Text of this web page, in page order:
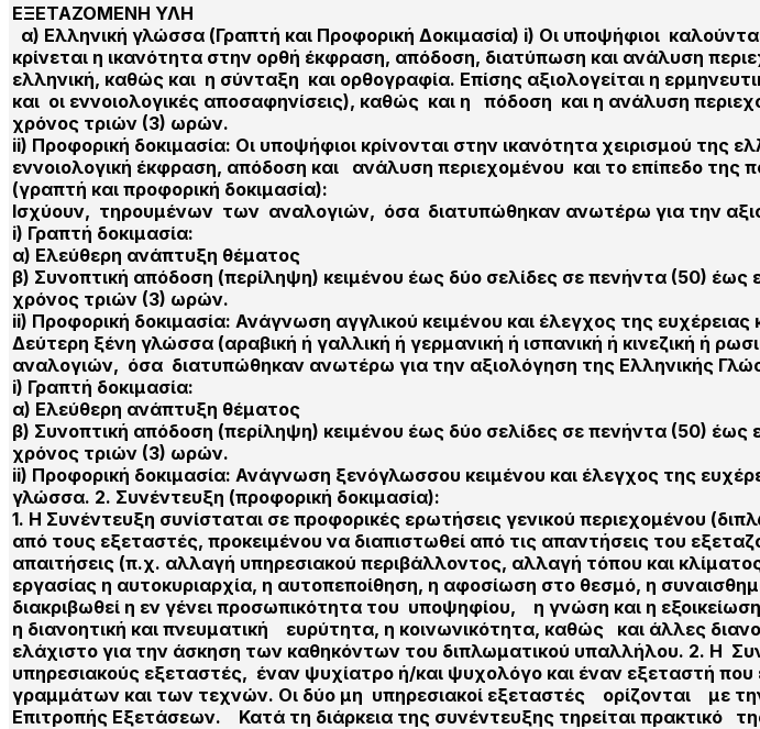
ΕΞΕΤΑΖΟΜΕΝΗ ΥΛΗ
α) Ελληνική γλώσσα (Γραπτή και Προφορική Δοκιμασία) i) Οι υποψήφιοι
κρίνεται η ικανότητα στην ορθή έκφραση, απόδοση, διατύπωση και ανάλυση
ελληνική, καθώς και η σύνταξη και ορθογραφία. Επίσης αξιολογείται η
και οι εννοιολογικές αποσαφηνίσεις), καθώς και η πόδοση και η ανάλυση
χρόνος τριών (3) ωρών.
ii) Προφορική δοκιμασία: Οι υποψήφιοι κρίνονται στην ικανότητα χειρισμού της
εννοιολογική έκφραση, απόδοση και ανάλυση περιεχομένου και το επίπεδο
(γραπτή και προφορική δοκιμασία):
Ισχύουν, τηρουμένων των αναλογιών, όσα διατυπώθηκαν ανωτέρω για την
i) Γραπτή δοκιμασία:
α) Ελεύθερη ανάπτυξη θέματος
β) Συνοπτική απόδοση (περίληψη) κειμένου έως δύο σελίδες σε πενήντα (50)
χρόνος τριών (3) ωρών.
ii) Προφορική δοκιμασία: Ανάγνωση αγγλικού κειμένου και έλεγχος της
Δεύτερη ξένη γλώσσα (αραβική ή γαλλική ή γερμανική ή ισπανική ή κινεζική ή
αναλογιών, όσα διατυπώθηκαν ανωτέρω για την αξιολόγηση της Ελληνικής
i) Γραπτή δοκιμασία:
α) Ελεύθερη ανάπτυξη θέματος
β) Συνοπτική απόδοση (περίληψη) κειμένου έως δύο σελίδες σε πενήντα (50)
χρόνος τριών (3) ωρών.
ii) Προφορική δοκιμασία: Ανάγνωση ξενόγλωσσου κειμένου και έλεγχος της
γλώσσα. 2. Συνέντευξη (προφορική δοκιμασία):
1. Η Συνέντευξη συνίσταται σε προφορικές ερωτήσεις γενικού περιεχομένου
από τους εξεταστές, προκειμένου να διαπιστωθεί από τις απαντήσεις του
απαιτήσεις (π.χ. αλλαγή υπηρεσιακού περιβάλλοντος, αλλαγή τόπου και
εργασίας η αυτοκυριαρχία, η αυτοπεποίθηση, η αφοσίωση στο θεσμό, η
διακριβωθεί η εν γένει προσωπικότητα του υποψηφίου, η γνώση και η
η διανοητική και πνευματική ευρύτητα, η κοινωνικότητα, καθώς και άλλες
ελάχιστο για την άσκηση των καθηκόντων του διπλωματικού υπαλλήλου. 2. Η
υπηρεσιακούς εξεταστές, έναν ψυχίατρο ή/και ψυχολόγο και έναν εξεταστή
γραμμάτων και των τεχνών. Οι δύο μη υπηρεσιακοί εξεταστές ορίζονται με
Επιτροπής Εξετάσεων. Κατά τη διάρκεια της συνέντευξης τηρείται πρακτικό